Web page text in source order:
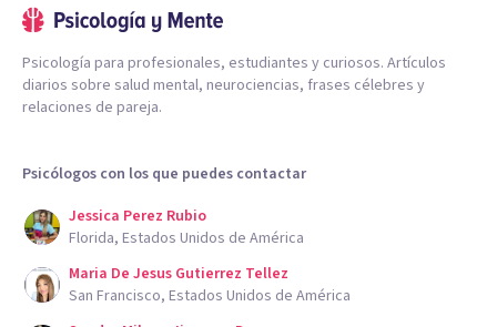
Psicología para profesionales, estudiantes y curiosos. Artículos
diarios sobre salud mental, neurociencias, frases célebres y
relaciones de pareja.
Psicólogos con los que puedes contactar
Jessica Perez Rubio
Florida, Estados Unidos de América
Maria De Jesus Gutierrez Tellez
San Francisco, Estados Unidos de América